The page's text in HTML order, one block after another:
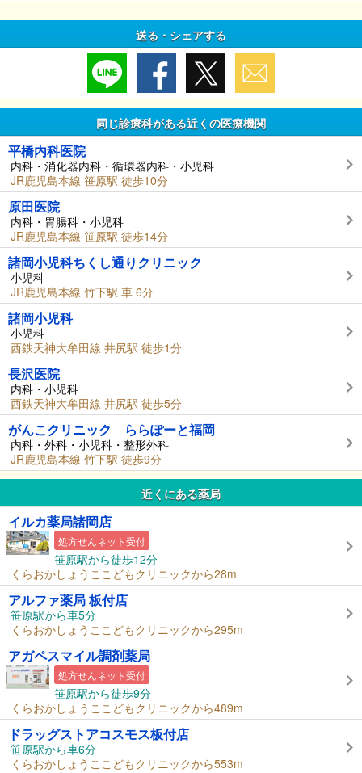
送る・シェアする
同じ診療科がある近くの医療機関
平橋内科医院
内科・消化器内科・循環器内科・小児科
JR鹿児島本線 笹原駅 徒歩10分
原田医院
内科・胃腸科・小児科
JR鹿児島本線 笹原駅 徒歩14分
諸岡小児科ちくし通りクリニック
小児科
JR鹿児島本線 竹下駅 車 6分
諸岡小児科
小児科
西鉄天神大牟田線 井尻駅 徒歩1分
長沢医院
内科・小児科
西鉄天神大牟田線 井尻駅 徒歩5分
がんこクリニック ららぽーと福岡
内科・外科・小児科・整形外科
JR鹿児島本線 竹下駅 徒歩9分
近くにある薬局
イルカ薬局諸岡店
処方せんネット受付
笹原駅から徒歩12分
くらおかしょうここどもクリニックから28m
アルファ薬局 板付店
笹原駅から車5分
くらおかしょうここどもクリニックから295m
アガペスマイル調剤薬局
処方せんネット受付
笹原駅から徒歩9分
くらおかしょうここどもクリニックから489m
ドラッグストアコスモス板付店
笹原駅から車6分
くらおかしょうここどもクリニックから553m